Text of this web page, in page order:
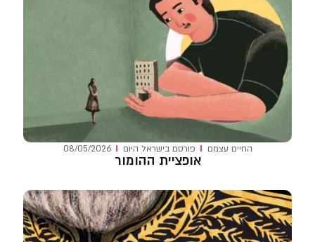
החיים עצמם פורסם בישראל היום 08/05/2026
אופציית ההומור